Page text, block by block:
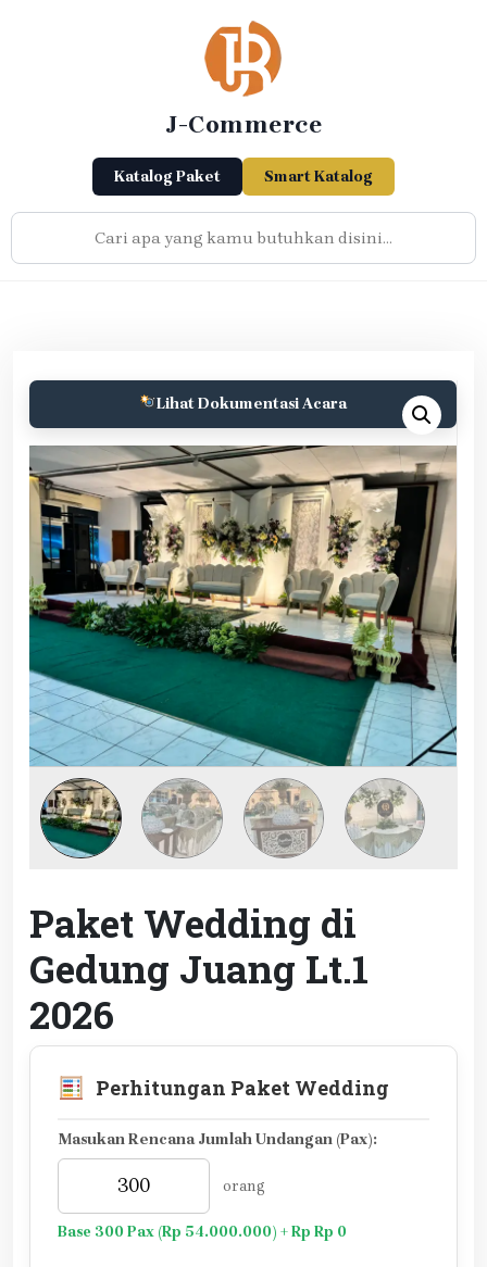
J-Commerce
Katalog Paket Smart Katalog
Lihat Dokumentasi Acara
Paket Wedding di
Gedung Juang Lt.1
2026
Perhitungan Paket Wedding
Masukan Rencana Jumlah Undangan (Pax):
orang
Base 300 Pax (Rp 54.000.000) + Rp Rp 0